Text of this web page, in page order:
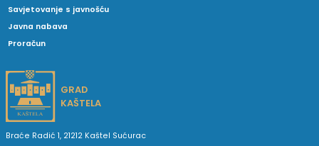
Savjetovanje s javnošću
Javna nabava
Proračun
GRAD
KAŠTELA
Braće Radić 1, 21212 Kaštel Sućurac